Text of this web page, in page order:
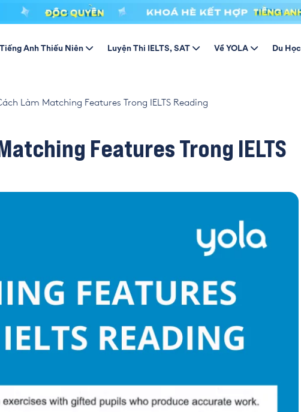
Tiếng Anh Thiếu Niên Luyện Thi IELTS, SAT Về YOLA Du Học
Làm Matching Features Trong IELTS Reading
Features Trong IELTS